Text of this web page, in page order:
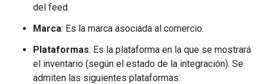
del feed.
Marca: Es la marca asociada al comercio.
Plataformas: Es la plataforma en la que se mostrará
el inventario (según el estado de la integración). Se
admiten las siguientes plataformas: